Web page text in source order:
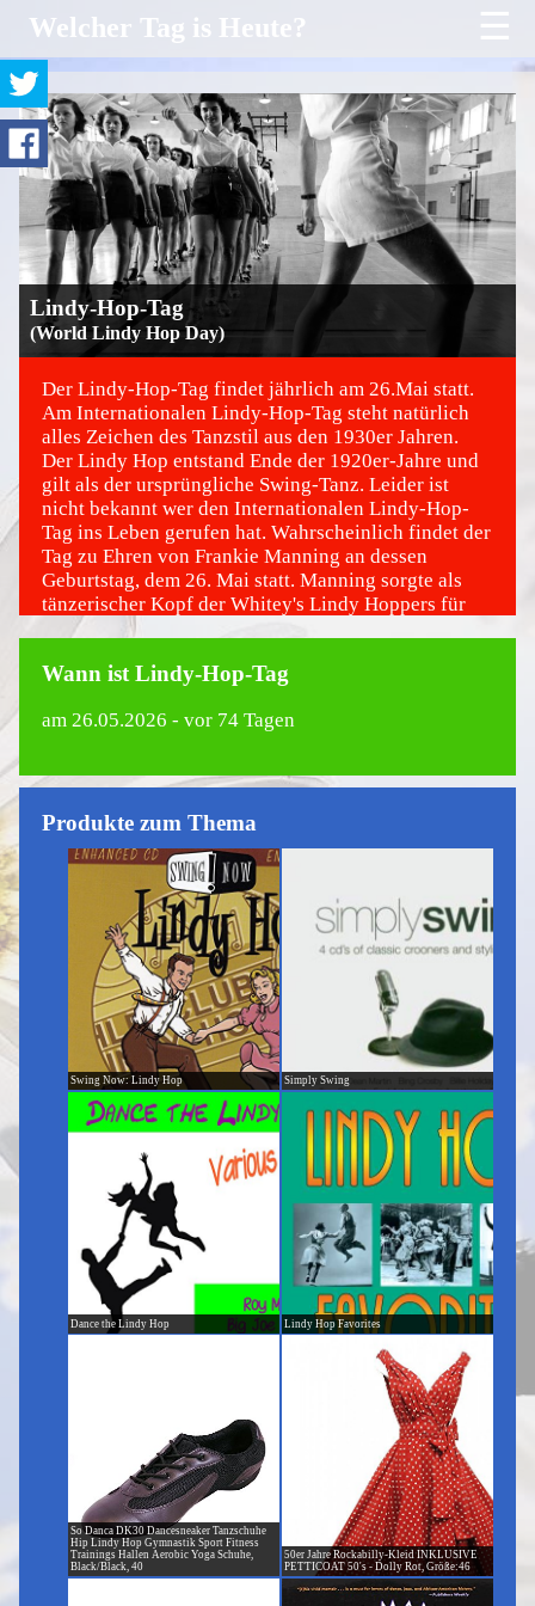
Welcher Tag is Heute? ☰
Lindy-Hop-Tag
(World Lindy Hop Day)
©
Der Lindy-Hop-Tag findet jährlich am 26.Mai statt.
Am Internationalen Lindy-Hop-Tag steht natürlich
alles Zeichen des Tanzstil aus den 1930er Jahren.
Der Lindy Hop entstand Ende der 1920er-Jahre und
gilt als der ursprüngliche Swing-Tanz. Leider ist
nicht bekannt wer den Internationalen Lindy-Hop-
Tag ins Leben gerufen hat. Wahrscheinlich findet der
Tag zu Ehren von Frankie Manning an dessen
Geburtstag, dem 26. Mai statt. Manning sorgte als
tänzerischer Kopf der Whitey's Lindy Hoppers für
die Bekanntheit des Tanzstils auf der ganzen Welt.
Wann ist Lindy-Hop-Tag
am 26.05.2026 - vor 74 Tagen
Produkte zum Thema
Swing Now: Lindy Hop Simply Swing
Dance the Lindy Hop Lindy Hop Favorites
So Danca DK30 Dancesneaker Tanzschuhe
Hip Lindy Hop Gymnastik Sport Fitness
Trainings Hallen Aerobic Yoga Schuhe,
Black/Black, 40
50er Jahre Rockabilly-Kleid INKLUSIVE
PETTICOAT 50's - Dolly Rot, Größe:46